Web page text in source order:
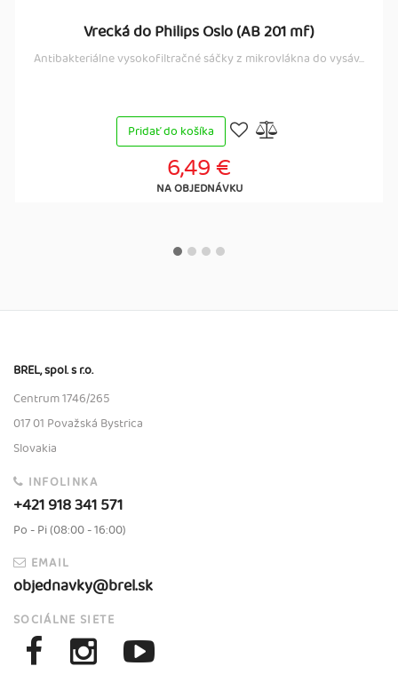
Vrecká do Philips Oslo (AB 201 mf)
Antibakteriálne vysokofiltračné sáčky z mikrovlákna do vysáv...
Pridať do košíka
6,49 €
NA OBJEDNÁVKU
BREL, spol. s r.o.
Centrum 1746/265
017 01 Považská Bystrica
Slovakia
INFOLINKA
+421 918 341 571
Po - Pi (08:00 - 16:00)
EMAIL
objednavky@brel.sk
SOCIÁLNE SIETE